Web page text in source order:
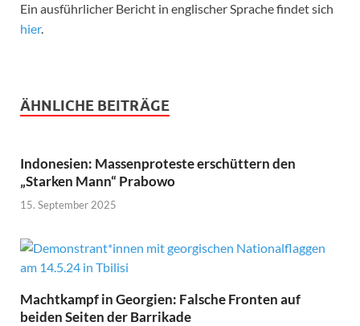
Ein ausführlicher Bericht in englischer Sprache findet sich
hier.
ÄHNLICHE BEITRÄGE
Indonesien: Massenproteste erschüttern den
„Starken Mann“ Prabowo
15. September 2025
Machtkampf in Georgien: Falsche Fronten auf
beiden Seiten der Barrikade